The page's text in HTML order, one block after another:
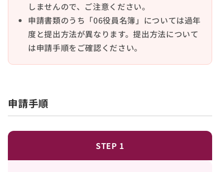
しませんので、ご注意ください。
申請書類のうち「06役員名簿」については過年
度と提出方法が異なります。提出方法について
は申請手順をご確認ください。
申請手順
STEP 1